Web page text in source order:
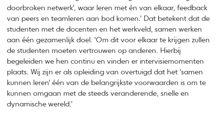
doorbroken netwerk', waar leren met én van elkaar, feedback
van peers en teamleren aan bod komen.' Dat betekent dat de
studenten met de docenten en het werkveld, samen werken
aan één gezamenlijk doel. 'Om dit voor elkaar te krijgen zullen
de studenten moeten vertrouwen op anderen. Hierbij
begeleiden we hen continu en vinden er intervisiemomenten
plaats. Wij zijn er als opleiding van overtuigd dat het 'samen
kunnen leren' één van de belangrijkste voorwaarden is om te
kunnen omgaan met de steeds veranderende, snelle en
dynamische wereld.'